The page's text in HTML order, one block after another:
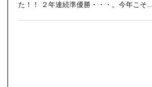
た！！ ２年連続準優勝・・・。今年こそ...